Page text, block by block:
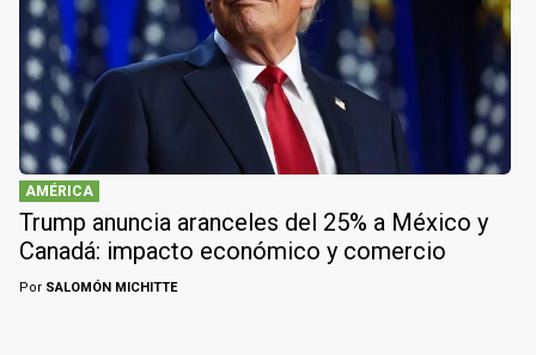
AMÉRICA
Trump anuncia aranceles del 25% a México y
Canadá: impacto económico y comercio
Por SALOMÓN MICHITTE